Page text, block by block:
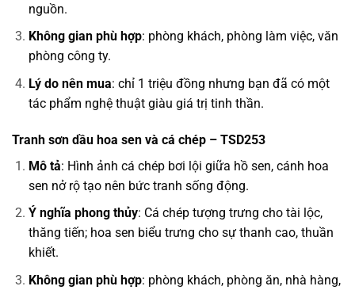
nguồn.
Không gian phù hợp: phòng khách, phòng làm việc, văn
phòng công ty.
Lý do nên mua: chỉ 1 triệu đồng nhưng bạn đã có một
tác phẩm nghệ thuật giàu giá trị tinh thần.
Tranh sơn dầu hoa sen và cá chép – TSD253
Mô tả: Hình ảnh cá chép bơi lội giữa hồ sen, cánh hoa
sen nở rộ tạo nên bức tranh sống động.
Ý nghĩa phong thủy: Cá chép tượng trưng cho tài lộc,
thăng tiến; hoa sen biểu trưng cho sự thanh cao, thuần
khiết.
Không gian phù hợp: phòng khách, phòng ăn, nhà hàng,